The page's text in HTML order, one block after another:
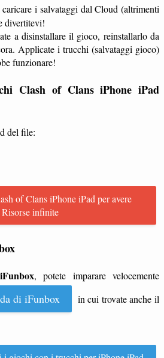
i salvataggi dal Cloud (altrimenti
divertitevi!
a disinstallare il gioco, reinstallarlo da
Applicate i trucchi (salvataggi gioco)
funzionare!
Clash of Clans iPhone iPad
del file:
of Clans iPhone iPad per avere
Risorse infinite
, potete imparare velocemente
di iFunbox
in cui trovate anche il